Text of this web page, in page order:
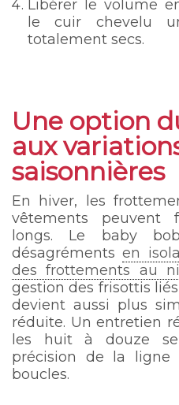
Libérer le volume
le cuir chevelu
totalement secs.
Une option
aux
saisonnières
En hiver, les
vêtements peuvent
longs. Le baby
désagrémentsen
des frottements au
gestion des frisottis
devient aussi plus
réduite. Un entretien
les huit à douze
précision de la
boucles.